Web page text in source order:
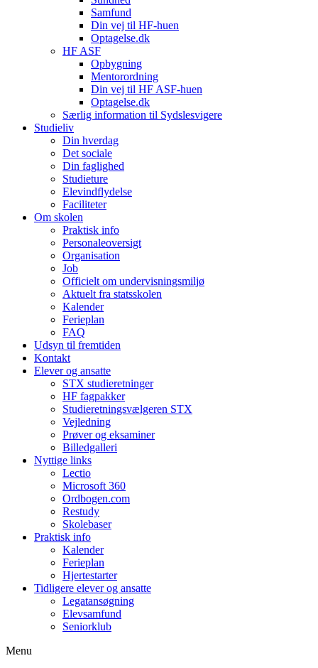
Samfund
Din vej til HF-huen
Optagelse.dk
HF ASF
Opbygning
Mentorordning
Din vej til HF ASF-huen
Optagelse.dk
Særlig information til Sydslesvigere
Studieliv
Din hverdag
Det sociale
Din faglighed
Studieture
Elevindflydelse
Faciliteter
Om skolen
Praktisk info
Personaleoversigt
Organisation
Job
Officielt om undervisningsmiljø
Aktuelt fra statsskolen
Kalender
Ferieplan
FAQ
Udsyn til fremtiden
Kontakt
Elever og ansatte
STX studieretninger
HF fagpakker
Studieretningsvælgeren STX
Vejledning
Prøver og eksaminer
Billedgalleri
Nyttige links
Lectio
Microsoft 360
Ordbogen.com
Restudy
Skolebaser
Praktisk info
Kalender
Ferieplan
Hjertestarter
Tidligere elever og ansatte
Legatansøgning
Elevsamfund
Seniorklub
Menu